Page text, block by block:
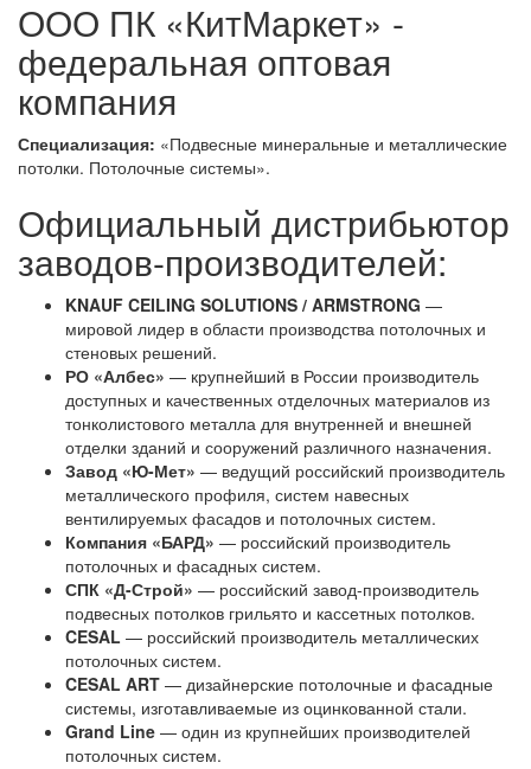
ООО ПК «КитМаркет» -
федеральная оптовая
компания
Специализация: «Подвесные минеральные и металлические
потолки. Потолочные системы».
Официальный дистрибьютор
заводов-производителей:
KNAUF CEILING SOLUTIONS / ARMSTRONG —
мировой лидер в области производства потолочных и
стеновых решений.
РО «Албес» — крупнейший в России производитель
доступных и качественных отделочных материалов из
тонколистового металла для внутренней и внешней
отделки зданий и сооружений различного назначения.
Завод «Ю-Мет» — ведущий российский производитель
металлического профиля, систем навесных
вентилируемых фасадов и потолочных систем.
Компания «БАРД» — российский производитель
потолочных и фасадных систем.
СПК «Д-Строй» — российский завод-производитель
подвесных потолков грильято и кассетных потолков.
CESAL — российский производитель металлических
потолочных систем.
CESAL ART — дизайнерские потолочные и фасадные
системы, изготавливаемые из оцинкованной стали.
Grand Line — один из крупнейших производителей
потолочных систем.